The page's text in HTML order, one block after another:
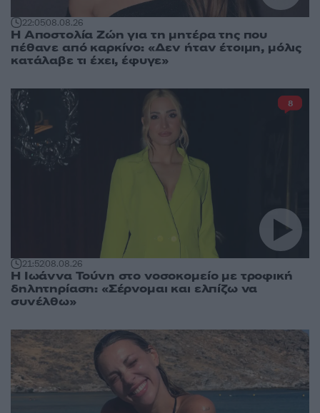
22:0508.08.26
Η Αποστολία Ζώη για τη μητέρα της που
πέθανε από καρκίνο: «Δεν ήταν έτοιμη, μόλις
κατάλαβε τι έχει, έφυγε»
21:5208.08.26
Η Ιωάννα Τούνη στο νοσοκομείο με τροφική
δηλητηρίαση: «Σέρνομαι και ελπίζω να
συνέλθω»
8